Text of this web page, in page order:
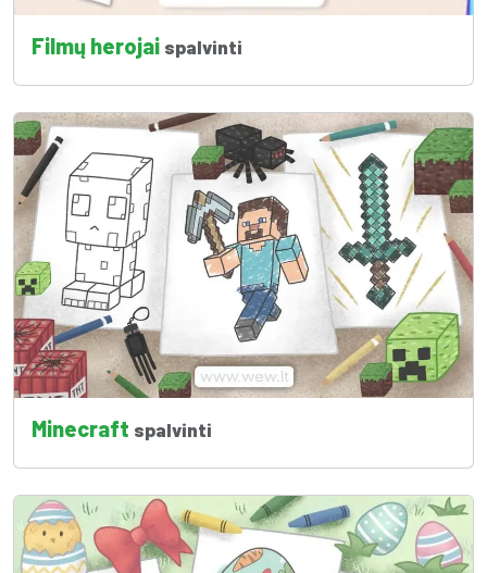
Filmų herojai spalvinti
Minecraft spalvinti